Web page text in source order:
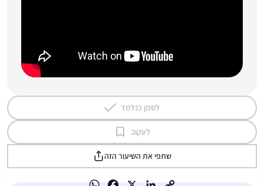
לסמן כנלמד
לעקוב
שתפי את השיעור הזה